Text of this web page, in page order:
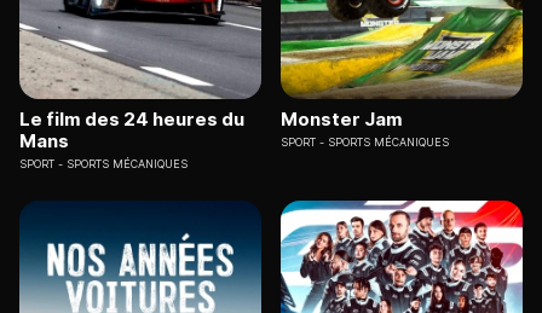
Le film des 24 heures du
Mans
SPORT SPORTS MÉCANIQUES
Monster Jam
SPORT SPORTS MÉCANIQUES